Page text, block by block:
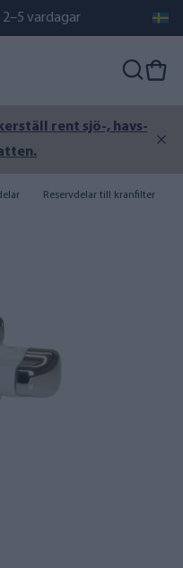
2–5 vardagar
finns åter i
Reservdelar till kranfilter